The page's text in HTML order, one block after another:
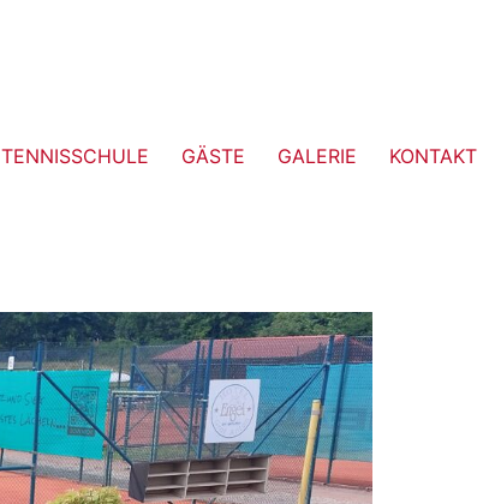
TENNISSCHULE GÄSTE GALERIE KONTAKT